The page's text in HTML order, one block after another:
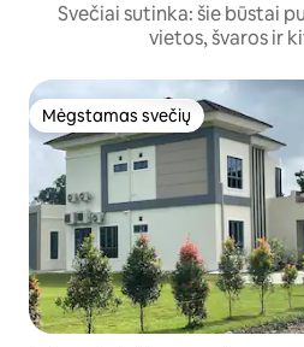
Svečiai sutinka: šie būstai
vietos, švaros ir
Mėgstamas svečių
Mėgstamas svečių